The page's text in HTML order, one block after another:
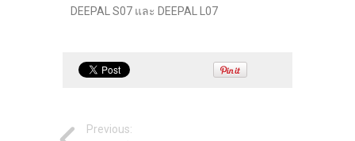
DEEPAL S07 และ DEEPAL L07
Previous: